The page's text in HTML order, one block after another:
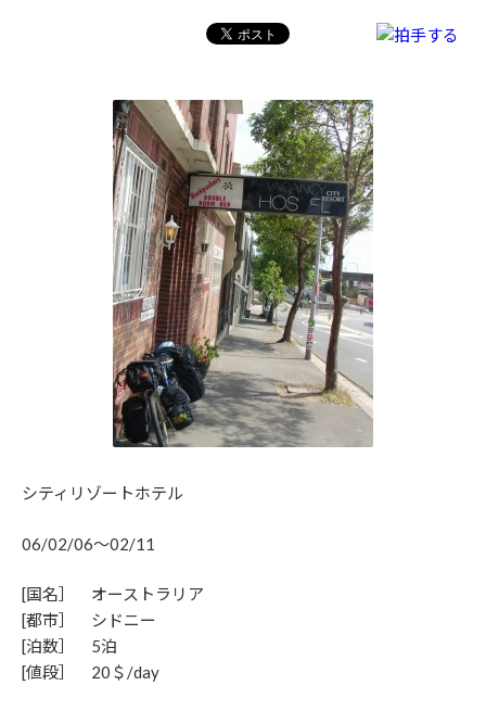
シティリゾートホテル
06/02/06～02/11
[国名］ オーストラリア
[都市］ シドニー
[泊数］ 5泊
[値段］ 20＄/day